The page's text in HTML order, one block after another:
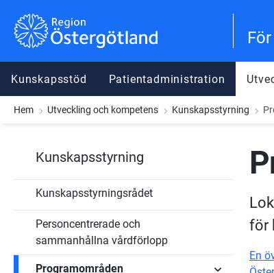
Gå till innehåll
Gå till meny
Gå till sidfot
Kunskapsstöd Patientadministration
Hem Utveckling och kompetens Kunskapsstyrning
Kunskapsstyrning
Kunskapsstyrningsrådet
Personcentrerade och
sammanhållna vårdförlopp
Programområden
för
En